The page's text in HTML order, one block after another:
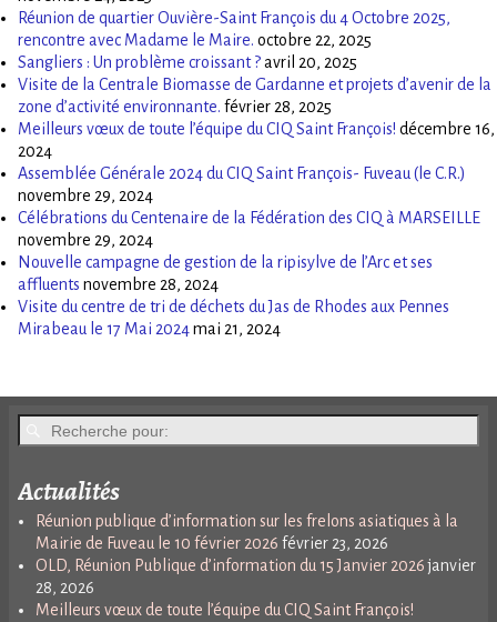
Réunion de quartier Ouvière-Saint François du 4 Octobre 2025,
rencontre avec Madame le Maire. octobre 22, 2025
Sangliers : Un problème croissant ?avril 20, 2025
Visite de la Centrale Biomasse de Gardanne et projets d’avenir de la
zone d’activité environnante. février 28, 2025
Meilleurs vœux de toute l’équipe du CIQ Saint François! décembre 16,
2024
Assemblée Générale 2024 du CIQ Saint François- Fuveau (le C.R.)
novembre 29, 2024
Célébrations du Centenaire de la Fédération des CIQ à MARSEILLE
novembre 29, 2024
Nouvelle campagne de gestion de la ripisylve de l’Arc et ses
affluents novembre 28, 2024
Visite du centre de tri de déchets du Jas de Rhodes aux Pennes
Mirabeau le 17 Mai 2024mai 21, 2024
Actualités
Réunion publique d’information sur les frelons asiatiques à la
Mairie de Fuveau le 10 février 2026 février 23, 2026
OLD, Réunion Publique d’information du 15 Janvier 2026 janvier
28, 2026
Meilleurs vœux de toute l’équipe du CIQ Saint François!